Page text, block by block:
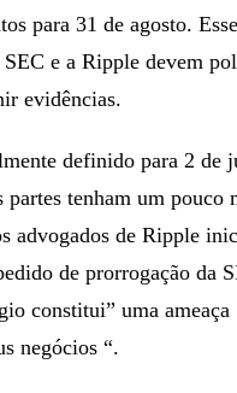
para 31 de agosto.
e a Ripple devem
evidências.
definido para 2 de
partes tenham um pouco
advogados de Ripple
de prorrogação da
constitui” uma ameaça
negócios “.